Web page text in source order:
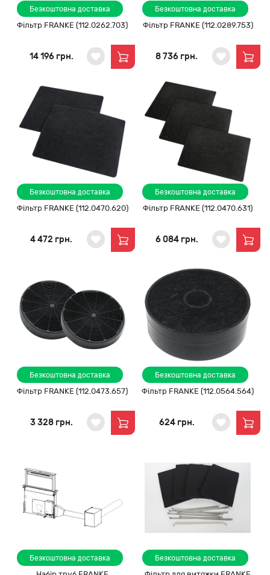
Безкоштовна доставка
Фільтр FRANKE (112.0262.703)
14 196 грн.
Безкоштовна доставка
Фільтр FRANKE (112.0289.753)
8 736 грн.
Безкоштовна доставка
Фільтр FRANKE (112.0470.620)
4 472 грн.
Безкоштовна доставка
Фільтр FRANKE (112.0470.631)
6 084 грн.
Безкоштовна доставка
Фільтр FRANKE (112.0473.657)
3 328 грн.
Безкоштовна доставка
Фільтр FRANKE (112.0564.564)
624 грн.
Безкоштовна доставка Безкоштовна доставка